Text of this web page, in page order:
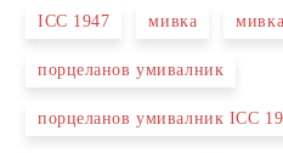
ICC 1947 мивка
порцеланов умивалник
порцеланов умивалник ICC